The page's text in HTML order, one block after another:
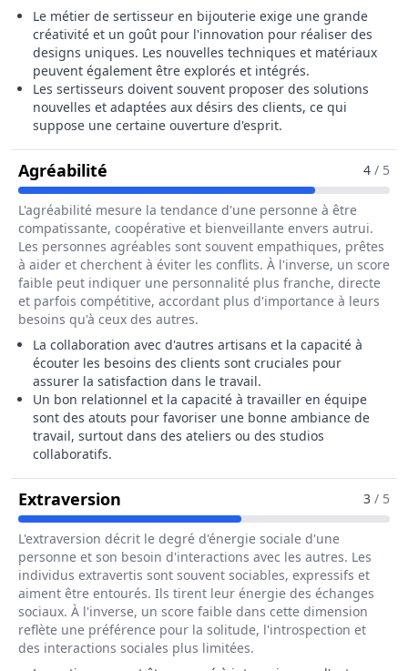
Le métier de sertisseur en bijouterie exige une grande
créativité et un goût pour l'innovation pour réaliser des
designs uniques. Les nouvelles techniques et matériaux
peuvent également être explorés et intégrés.
Les sertisseurs doivent souvent proposer des solutions
nouvelles et adaptées aux désirs des clients, ce qui
suppose une certaine ouverture d'esprit.
Agréabilité Pour Le Métier De Sertisseur / 4 / 5
L'agréabilité mesure la tendance d'une personne à être
compatissante, coopérative et bienveillante envers autrui.
Les personnes agréables sont souvent empathiques, prêtes
à aider et cherchent à éviter les conflits. À l'inverse, un score
faible peut indiquer une personnalité plus franche, directe
et parfois compétitive, accordant plus d'importance à leurs
besoins qu'à ceux des autres.
La collaboration avec d'autres artisans et la capacité à
écouter les besoins des clients sont cruciales pour
assurer la satisfaction dans le travail.
Un bon relationnel et la capacité à travailler en équipe
sont des atouts pour favoriser une bonne ambiance de
travail, surtout dans des ateliers ou des studios
collaboratifs.
Extraversion Pour Le Métier De Sertisseur /
3 / 5
L'extraversion décrit le degré d'énergie sociale d'une
personne et son besoin d'interactions avec les autres. Les
individus extravertis sont souvent sociables, expressifs et
aiment être entourés. Ils tirent leur énergie des échanges
sociaux. À l'inverse, un score faible dans cette dimension
reflète une préférence pour la solitude, l'introspection et
des interactions sociales plus limitées.